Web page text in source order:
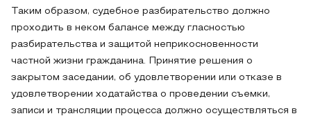
Таким образом, судебное разбирательство должно
проходить в неком балансе между гласностью
разбирательства и защитой неприкосновенности
частной жизни гражданина. Принятие решения о
закрытом заседании, об удовлетворении или отказе в
удовлетворении ходатайства о проведении съемки,
записи и трансляции процесса должно осуществляться в